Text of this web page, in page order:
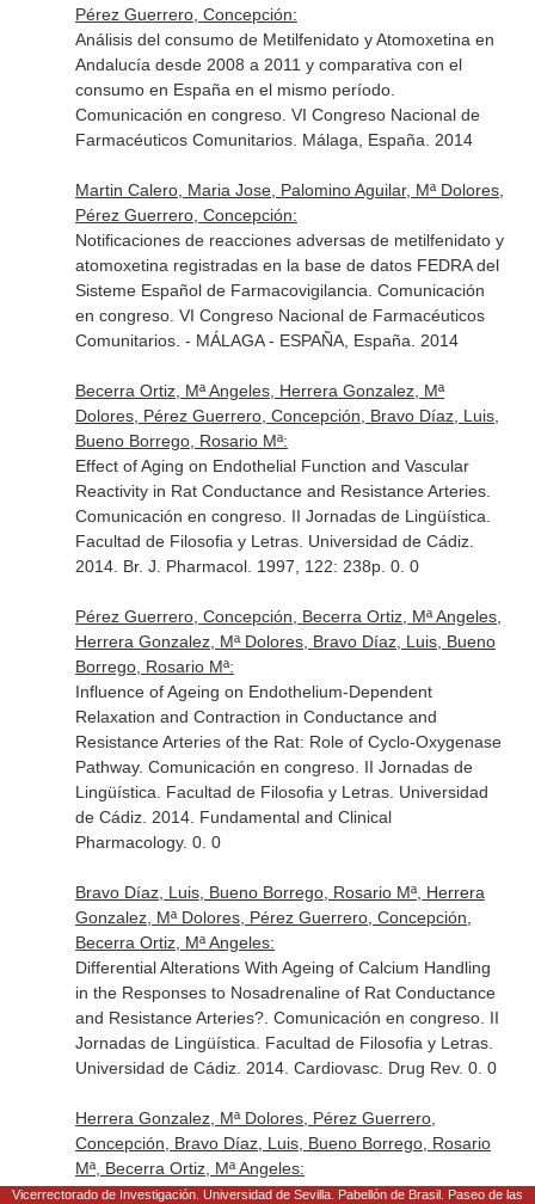
Pérez Guerrero, Concepción:
Análisis del consumo de Metilfenidato y Atomoxetina en
Andalucía desde 2008 a 2011 y comparativa con el
consumo en España en el mismo período.
Comunicación en congreso. VI Congreso Nacional de
Farmacéuticos Comunitarios. Málaga, España. 2014
Martin Calero, Maria Jose, Palomino Aguilar, Mª Dolores,
Pérez Guerrero, Concepción:
Notificaciones de reacciones adversas de metilfenidato y
atomoxetina registradas en la base de datos FEDRA del
Sisteme Español de Farmacovigilancia. Comunicación
en congreso. VI Congreso Nacional de Farmacéuticos
Comunitarios. - MÁLAGA - ESPAÑA, España. 2014
Becerra Ortiz, Mª Angeles, Herrera Gonzalez, Mª
Dolores, Pérez Guerrero, Concepción, Bravo Díaz, Luis,
Bueno Borrego, Rosario Mª:
Effect of Aging on Endothelial Function and Vascular
Reactivity in Rat Conductance and Resistance Arteries.
Comunicación en congreso. II Jornadas de Lingüística.
Facultad de Filosofia y Letras. Universidad de Cádiz.
2014. Br. J. Pharmacol. 1997, 122: 238p. 0. 0
Pérez Guerrero, Concepción, Becerra Ortiz, Mª Angeles,
Herrera Gonzalez, Mª Dolores, Bravo Díaz, Luis, Bueno
Borrego, Rosario Mª:
Influence of Ageing on Endothelium-Dependent
Relaxation and Contraction in Conductance and
Resistance Arteries of the Rat: Role of Cyclo-Oxygenase
Pathway. Comunicación en congreso. II Jornadas de
Lingüística. Facultad de Filosofia y Letras. Universidad
de Cádiz. 2014. Fundamental and Clinical
Pharmacology. 0. 0
Bravo Díaz, Luis, Bueno Borrego, Rosario Mª, Herrera
Gonzalez, Mª Dolores, Pérez Guerrero, Concepción,
Becerra Ortiz, Mª Angeles:
Differential Alterations With Ageing of Calcium Handling
in the Responses to Nosadrenaline of Rat Conductance
and Resistance Arteries?. Comunicación en congreso. II
Jornadas de Lingüística. Facultad de Filosofia y Letras.
Universidad de Cádiz. 2014. Cardiovasc. Drug Rev. 0. 0
Herrera Gonzalez, Mª Dolores, Pérez Guerrero,
Concepción, Bravo Díaz, Luis, Bueno Borrego, Rosario
Mª, Becerra Ortiz, Mª Angeles:
Efecto del Tratamiento Cronico con Simvastatina en la
Vicerrectorado de Investigación. Universidad de Sevilla. Pabellón de Brasil. Paseo de las